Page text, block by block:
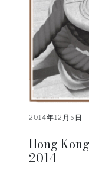
2014年12月5日
Hong
2014